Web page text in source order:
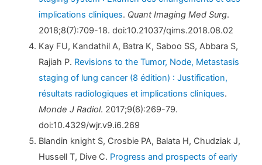
implications cliniques. Quant Imaging Med Surg.
2018;8(7):709-18. doi:10.21037/qims.2018.08.02
Kay FU, Kandathil A, Batra K, Saboo SS, Abbara S,
Rajiah P. Revisions to the Tumor, Node, Metastasis
staging of lung cancer (8 édition) : Justification,
résultats radiologiques et implications cliniques.
Monde J Radiol. 2017;9(6):269-79.
doi:10.4329/wjr.v9.i6.269
Blandin knight S, Crosbie PA, Balata H, Chudziak J,
Hussell T, Dive C. Progress and prospects of early